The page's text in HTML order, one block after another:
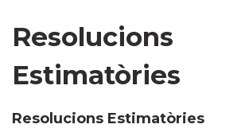
Resolucions
Estimatòries
Resolucions Estimatòries